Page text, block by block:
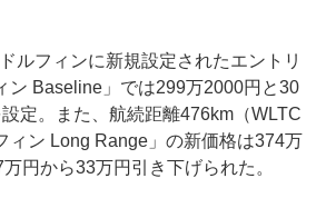
ルフィンに新規設定されたエントリ
ン Baseline」では299万2000円と30
定。また、航続距離476km（WLTC
ィン Long Range」の新価格は374万
円から33万円引き下げられた。